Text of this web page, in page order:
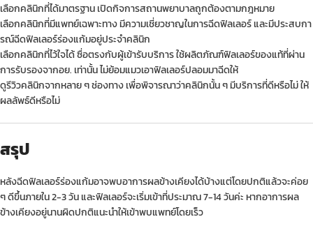
เลือกคลินิกที่ได้มาตรฐาน เปิดกิจการสถานพยาบาลถูกต้องตามกฎหมาย
เลือกคลินิกที่มีแพทย์เฉพาะทาง มีความเชี่ยวชาญในการฉีดฟิลเลอร์ และมีประสบกา
รณ์ฉีดฟิลเลอร์ร่องแก้มอยู่ประจำคลินิก
เลือกคลินิกที่ไว้ใจได้ ซื่อตรงกับผู้เข้ารับบริการ ใช้ผลิตภัณฑ์ฟิลเลอร์ของแท้ที่ผ่าน
การรับรองจากอย. เท่านั้น ไม่ย้อมแมวเอาฟิลเลอร์ปลอมมาฉีดให้
ดูรีวิวคลินิกจากหลาย ๆ ช่องทาง เพื่อพิจารณาว่าคลินิกนั้น ๆ มีบริการที่ดีหรือไม่ ให้
ผลลัพธ์ดีหรือไม่
สรุป
หลังฉีดฟิลเลอร์ร่องแก้มอาจพบอาการผลข้างเคียงได้บ้างแต่โดยปกติแล้วจะค่อย
ๆ ดีขึ้นภายใน 2-3 วัน และฟิลเลอร์จะเริ่มเข้าที่ประมาณ 7-14 วันค่ะ หากอาการผล
ข้างเคียงอยู่นานผิดปกติแนะนำให้เข้าพบแพทย์โดยเร็ว